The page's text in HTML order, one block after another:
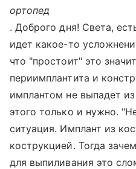
ортопед
. Доброго дня! Света,
идет какое-то
что "простоит" это
периимплантита и
имплантом не выпадет
этого только и нужно.
ситуация. Имплант из
кострукцией. Тогда
для выпиливания это